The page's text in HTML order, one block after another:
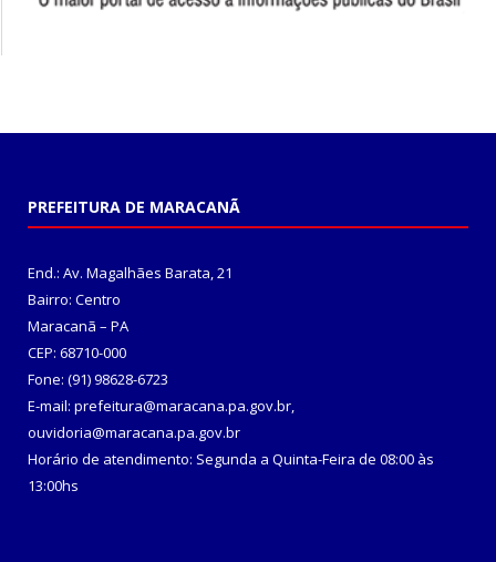
PREFEITURA DE MARACANÃ
End.: Av. Magalhães Barata, 21
Bairro: Centro
Maracanã – PA
CEP: 68710-000
Fone: (91) 98628-6723
E-mail: prefeitura@maracana.pa.gov.br,
ouvidoria@maracana.pa.gov.br
Horário de atendimento: Segunda a Quinta-Feira de 08:00 às
13:00hs